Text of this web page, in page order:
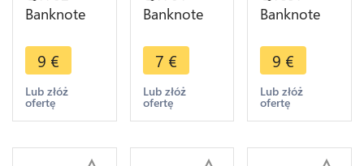
Banknote
250000 Lira
Mustafa
Kemal
Atatürk
> Make
9 €
Lub złóż
ofertę
Banknote
100000 Lira
Mustafa
Kemal
Atatürk
> Make
7 €
Lub złóż
ofertę
Banknote
Lirasi
Mustafa
Kemal
Atatürk
> Make
9 €
Lub złóż
ofertę